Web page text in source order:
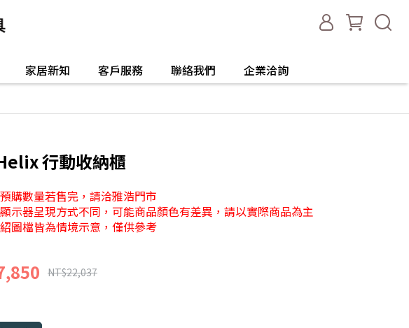
家居新知 客戶服務 聯絡我們 企業洽詢
行動收納櫃
購數量若售完，請洽雅浩門市
示器呈現方式不同，可能商品顏色有差異，請以實際商品為主
圖檔皆為情境示意，僅供參考
NT$22,037